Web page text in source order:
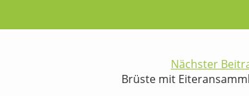
Nächster
Brüste mit